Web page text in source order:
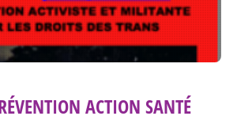
ACTION SANTÉ